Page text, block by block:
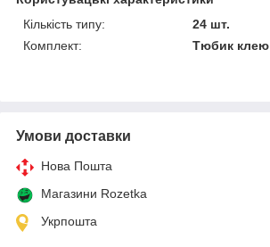
Кількість типу:
24 шт.
Комплект:
Тюбик клею
Умови доставки
Нова Пошта
Магазини Rozetka
Укрпошта